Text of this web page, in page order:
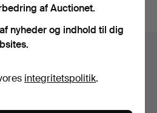
af Auctionet.
nyheder og indhold til dig
integritetspolitik.